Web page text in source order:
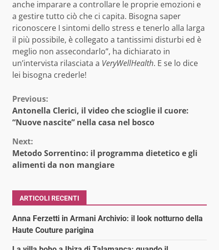
anche imparare a controllare le proprie emozioni e
a gestire tutto ciò che ci capita. Bisogna saper
riconoscere I sintomi dello stress e tenerlo alla larga
il più possibile, è collegato a tantissimi disturbi ed è
meglio non assecondarlo”, ha dichiarato in
un’intervista rilasciata a VeryWellHealth. E se lo dice
lei bisogna crederle!
Continue
Reading
Previous:
Antonella Clerici, il video che scioglie il cuore:
“Nuove nascite” nella casa nel bosco
Next:
Metodo Sorrentino: il programma dietetico e gli
alimenti da non mangiare
ARTICOLI RECENTI
Anna Ferzetti in Armani Archivio: il look notturno della
Haute Couture parigina